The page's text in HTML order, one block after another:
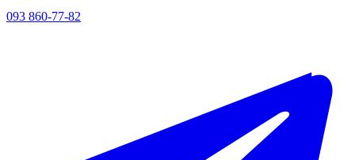
093 860-77-82